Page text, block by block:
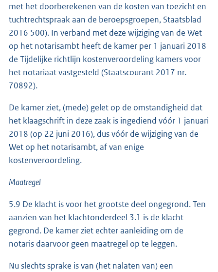
met het doorberekenen van de kosten van toezicht en
tuchtrechtspraak aan de beroepsgroepen, Staatsblad
2016 500). In verband met deze wijziging van de Wet
op het notarisambt heeft de kamer per 1 januari 2018
de Tijdelijke richtlijn kostenveroordeling kamers voor
het notariaat vastgesteld (Staatscourant 2017 nr.
70892).
De kamer ziet, (mede) gelet op de omstandigheid dat
het klaagschrift in deze zaak is ingediend vóór 1 januari
2018 (op 22 juni 2016), dus vóór de wijziging van de
Wet op het notarisambt, af van enige
kostenveroordeling.
Maatregel
5.9 De klacht is voor het grootste deel ongegrond. Ten
aanzien van het klachtonderdeel 3.1 is de klacht
gegrond. De kamer ziet echter aanleiding om de
notaris daarvoor geen maatregel op te leggen.
Nu slechts sprake is van (het nalaten van) een